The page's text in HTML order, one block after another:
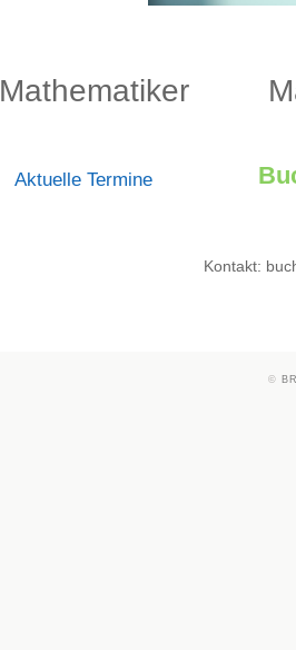
Mathematiker
Aktuelle Termine
Kontakt:
©